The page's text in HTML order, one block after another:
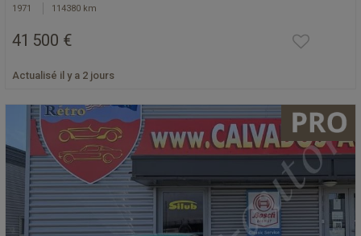
1971 114380 km
41 500 €
Actualisé il y a 2 jours